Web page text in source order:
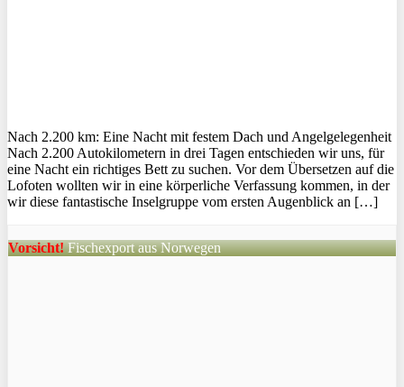
Nach 2.200 km: Eine Nacht mit festem Dach und Angelgelegenheit
Nach 2.200 Autokilometern in drei Tagen entschieden wir uns, für
eine Nacht ein richtiges Bett zu suchen. Vor dem Übersetzen auf die
Lofoten wollten wir in eine körperliche Verfassung kommen, in der
wir diese fantastische Inselgruppe vom ersten Augenblick an […]
Vorsicht!Fischexport aus Norwegen